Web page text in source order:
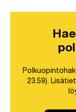
23.59).